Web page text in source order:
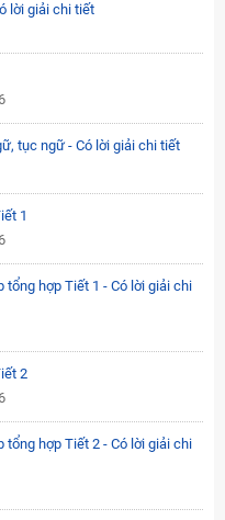
lời giải chi tiết
tục ngữ - Có lời giải chi tiết
1
tổng hợp Tiết 1 - Có lời giải chi
2
tổng hợp Tiết 2 - Có lời giải chi